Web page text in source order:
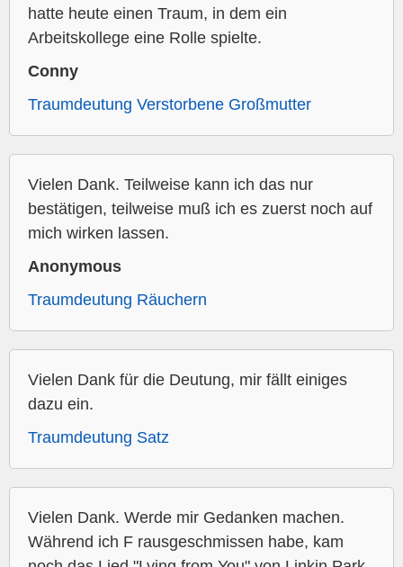
hatte heute einen Traum, in dem ein
Arbeitskollege eine Rolle spielte.
Conny
Traumdeutung Verstorbene Großmutter
Vielen Dank. Teilweise kann ich das nur
bestätigen, teilweise muß ich es zuerst noch auf
mich wirken lassen.
Anonymous
Traumdeutung Räuchern
Vielen Dank für die Deutung, mir fällt einiges
dazu ein.
Traumdeutung Satz
Vielen Dank. Werde mir Gedanken machen.
Während ich F rausgeschmissen habe, kam